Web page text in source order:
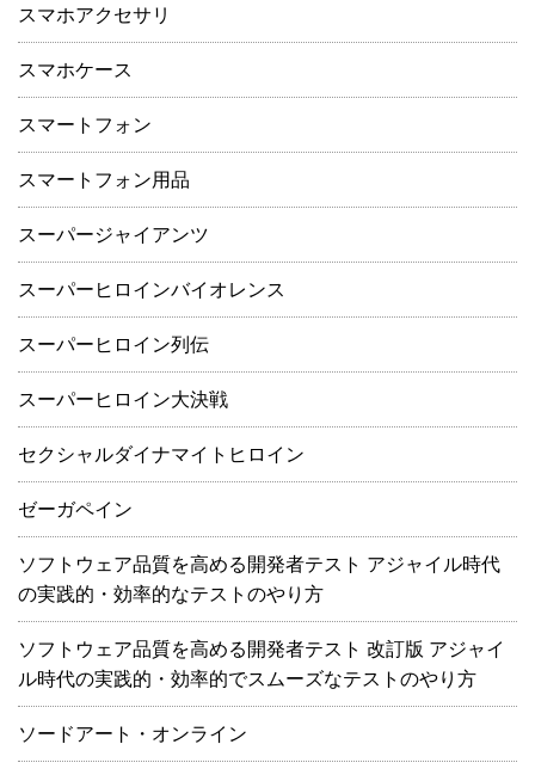
スマホアクセサリ
スマホケース
スマートフォン
スマートフォン用品
スーパージャイアンツ
スーパーヒロインバイオレンス
スーパーヒロイン列伝
スーパーヒロイン大決戦
セクシャルダイナマイトヒロイン
ゼーガペイン
ソフトウェア品質を高める開発者テスト アジャイル時代
の実践的・効率的なテストのやり方
ソフトウェア品質を高める開発者テスト 改訂版 アジャイ
ル時代の実践的・効率的でスムーズなテストのやり方
ソードアート・オンライン